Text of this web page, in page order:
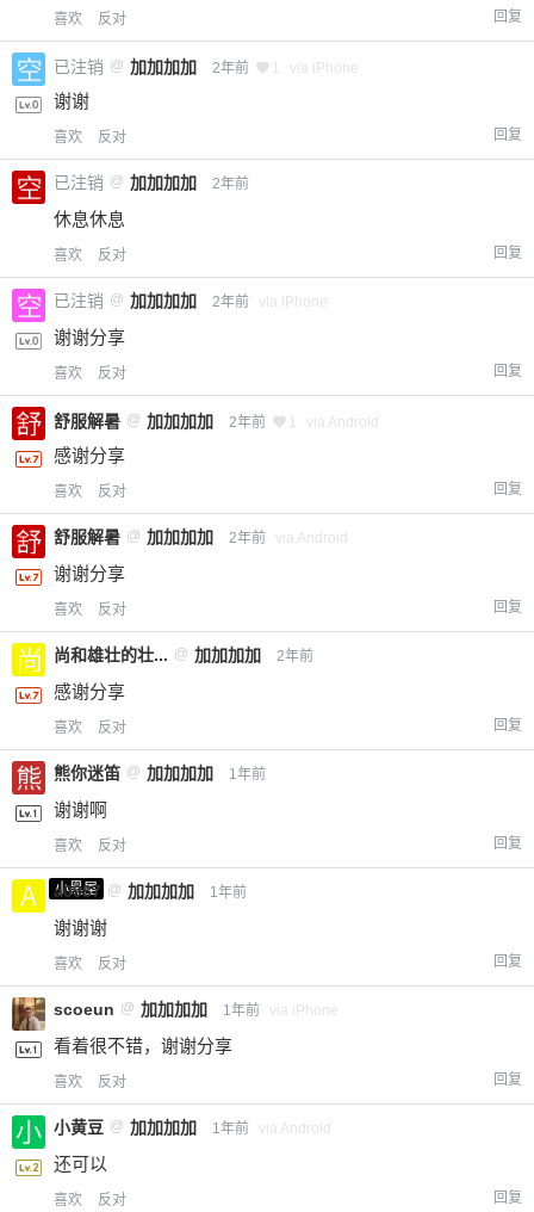
喜欢 反对 回复
已注销 @ 加加加加 2年前 1 via iPhone
谢谢
喜欢 反对 回复
已注销 @ 加加加加 2年前
休息休息
喜欢 反对 回复
已注销 @ 加加加加 2年前 via iPhone
谢谢分享
喜欢 反对 回复
舒服解暑 @ 加加加加 2年前 1 via Android
感谢分享
喜欢 反对 回复
舒服解暑 @ 加加加加 2年前 via Android
谢谢分享
喜欢 反对 回复
尚和雄壮的壮... @ 加加加加 2年前
感谢分享
喜欢 反对 回复
熊你迷笛 @ 加加加加 1年前
谢谢啊
喜欢 反对 回复
小黑屋
a0987 @ 加加加加 1年前
谢谢谢
喜欢 反对 回复
scoeun @ 加加加加 1年前 via iPhone
看着很不错，谢谢分享
喜欢 反对 回复
小黄豆 @ 加加加加 1年前 via Android
还可以
喜欢 反对 回复